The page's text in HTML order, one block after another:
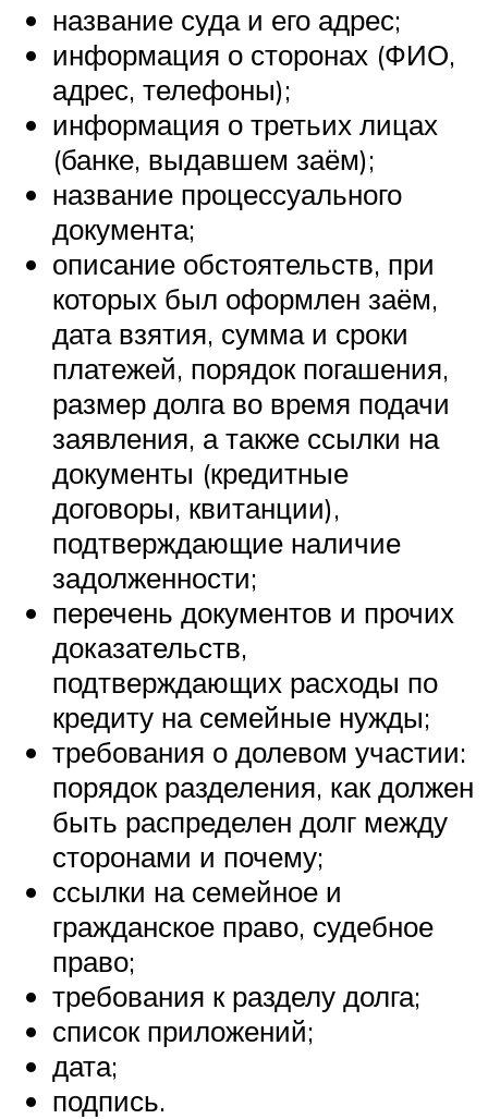
название суда и его адрес;
информация о сторонах (ФИО,
адрес, телефоны);
информация о третьих лицах
(банке, выдавшем заём);
название процессуального
документа;
описание обстоятельств, при
которых был оформлен заём,
дата взятия, сумма и сроки
платежей, порядок погашения,
размер долга во время подачи
заявления, а также ссылки на
документы (кредитные
договоры, квитанции),
подтверждающие наличие
задолженности;
перечень документов и прочих
доказательств,
подтверждающих расходы по
кредиту на семейные нужды;
требования о долевом участии:
порядок разделения, как должен
быть распределен долг между
сторонами и почему;
ссылки на семейное и
гражданское право, судебное
право;
требования к разделу долга;
список приложений;
дата;
подпись.